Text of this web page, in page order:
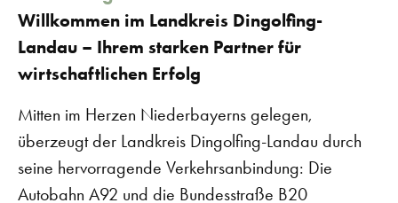
Willkommen im Landkreis Dingolfing-
Landau – Ihrem starken Partner für
wirtschaftlichen Erfolg
Mitten im Herzen Niederbayerns gelegen,
überzeugt der Landkreis Dingolfing-Landau durch
seine hervorragende Verkehrsanbindung: Die
Autobahn A92 und die Bundesstraße B20